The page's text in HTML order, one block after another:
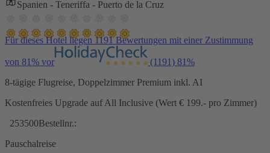
Spanien - Teneriffa - Puerto de la Cruz
Für dieses Hotel liegen 1191 Bewertungen mit einer Zustimmung
von 81% vor (1191) 81%
8-tägige Flugreise, Doppelzimmer Premium inkl. AI
Kostenfreies Upgrade auf All Inclusive (Wert € 199.- pro Zimmer)
253500Bestellnr.:
Pauschalreise